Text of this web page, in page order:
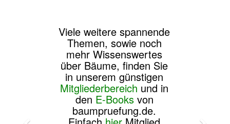
Viele weitere spannende
Themen, sowie noch
mehr Wissenswertes
über Bäume, finden Sie
in unserem günstigen
Mitgliederbereich und in
den E-Booksvon
baumpruefung.de.